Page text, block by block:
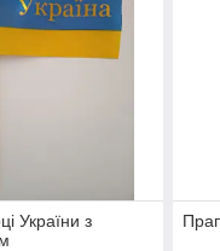
України з